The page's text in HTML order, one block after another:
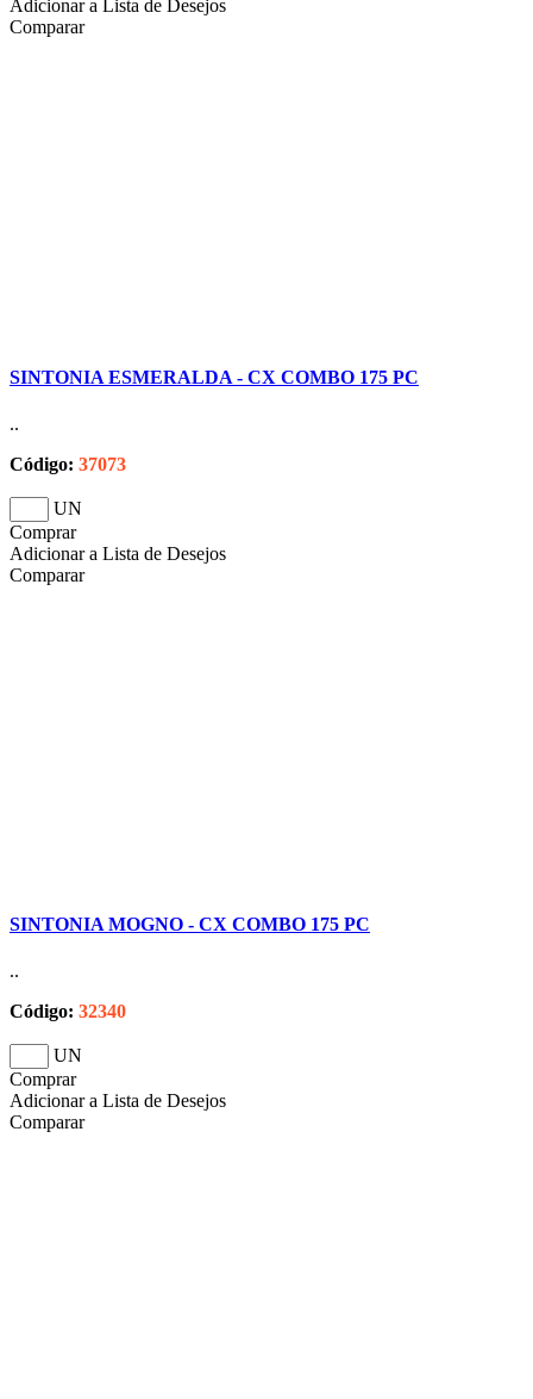
Adicionar a Lista de Desejos
Comparar
SINTONIA ESMERALDA - CX COMBO 175 PC
..
Código: 37073
UN
Comprar
Adicionar a Lista de Desejos
Comparar
SINTONIA MOGNO - CX COMBO 175 PC
..
Código: 32340
UN
Comprar
Adicionar a Lista de Desejos
Comparar